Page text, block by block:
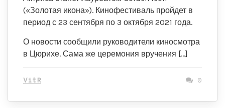
(«Золотая икона»). Кинофестиваль пройдет в
период с 23 сентября по 3 октября 2021 года.
О новости сообщили руководители киносмотра
в Цюрихе. Сама же церемония вручения […]
VitR 0